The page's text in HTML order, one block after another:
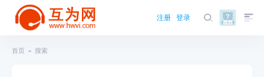
注册 登录
首页 搜索